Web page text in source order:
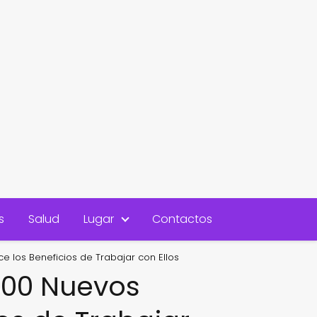
Salud Lugar Contactos
los Beneficios de Trabajar con Ellos
Nuevos